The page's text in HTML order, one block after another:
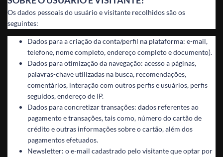
Os dados pessoais do usuário e visitante recolhidos são os
seguintes:
Dados para a criação da conta/perfil na plataforma: e-mail,
telefone, nome completo, endereço completo e documento).
Dados para otimização da navegação: acesso a páginas,
palavras-chave utilizadas na busca, recomendações,
comentários, interação com outros perfis e usuários, perfis
seguidos, endereço de IP.
Dados para concretizar transações: dados referentes ao
pagamento e transações, tais como, número do cartão de
crédito e outras informações sobre o cartão, além dos
pagamentos efetuados.
Newsletter: o e-mail cadastrado pelo visitante que optar por